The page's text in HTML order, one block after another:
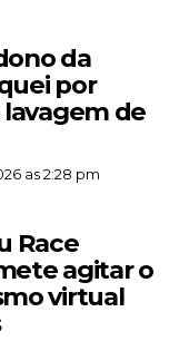
da
por
de
as 2:28 pm
Race
agitar o
virtual